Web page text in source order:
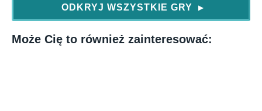
ODKRYJ WSZYSTKIE GRY ▶
Może Cię to również zainteresować: